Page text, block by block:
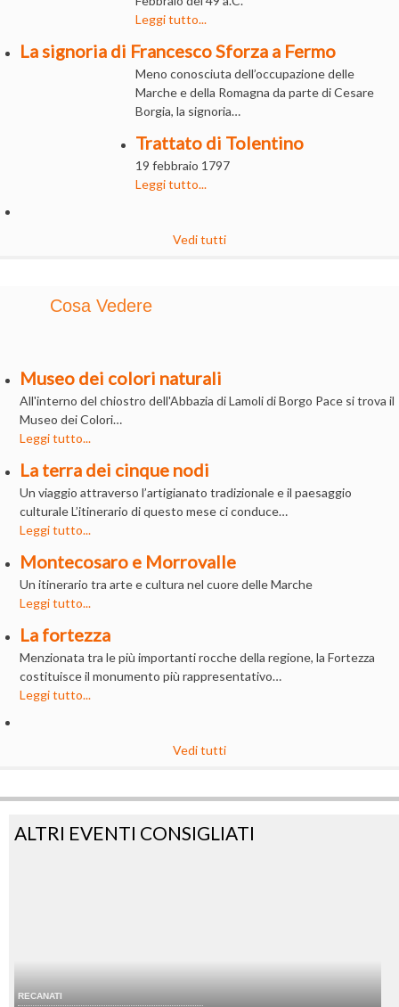
Leggi tutto...
La signoria di Francesco Sforza a Fermo
Meno conosciuta dell’occupazione delle
Marche e della Romagna da parte di Cesare
Borgia, la signoria…
Trattato di Tolentino
19 febbraio 1797
Leggi tutto...
Vedi tutti
Cosa Vedere
Museo dei colori naturali
All'interno del chiostro dell'Abbazia di Lamoli di Borgo Pace si trova il
Museo dei Colori…
Leggi tutto...
La terra dei cinque nodi
Un viaggio attraverso l’artigianato tradizionale e il paesaggio
culturale L’itinerario di questo mese ci conduce…
Leggi tutto...
Montecosaro e Morrovalle
Un itinerario tra arte e cultura nel cuore delle Marche
Leggi tutto...
La fortezza
Menzionata tra le più importanti rocche della regione, la Fortezza
costituisce il monumento più rappresentativo…
Leggi tutto...
Vedi tutti
ALTRI EVENTI CONSIGLIATI
RECANATI